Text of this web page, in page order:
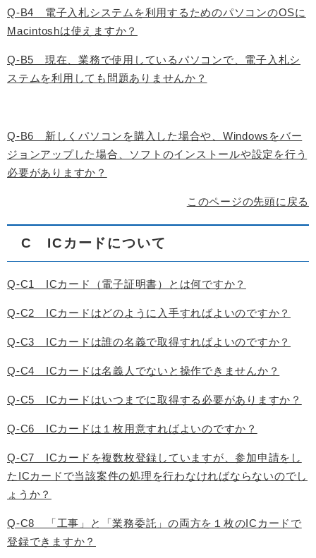
Q-B4 電子入札システムを利用するためのパソコンのOSに
Macintoshは使えますか？
Q-B5 現在、業務で使用しているパソコンで、電子入札シ
ステムを利用しても問題ありませんか？
Q-B6 新しくパソコンを購入した場合や、Windowsをバー
ジョンアップした場合、ソフトのインストールや設定を行う
必要がありますか？
このページの先頭に戻る
C ICカードについて
Q-C1 ICカード（電子証明書）とは何ですか？
Q-C2 ICカードはどのように入手すればよいのですか？
Q-C3 ICカードは誰の名義で取得すればよいのですか？
Q-C4 ICカードは名義人でないと操作できませんか？
Q-C5 ICカードはいつまでに取得する必要がありますか？
Q-C6 ICカードは１枚用意すればよいのですか？
Q-C7 ICカードを複数枚登録していますが、参加申請をし
たICカードで当該案件の処理を行わなければならないのでし
ょうか？
Q-C8 「工事」と「業務委託」の両方を１枚のICカードで
登録できますか？